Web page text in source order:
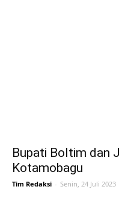
Bupati Boltim dan
Kotamobagu
Tim Redaksi - Senin, 24 Juli 2023